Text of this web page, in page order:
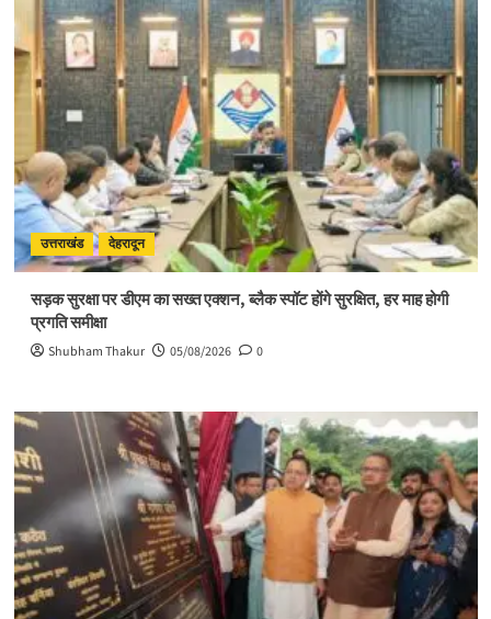
ही
है
आत्मिक
उन्नति:
विदुषी
अदिति
भारती
उत्तराखंड देहरादून
सड़क सुरक्षा पर डीएम का सख्त एक्शन, ब्लैक स्पॉट होंगे सुरक्षित, हर माह होगी
प्रगति समीक्षा
Shubham Thakur 05/08/2026 0